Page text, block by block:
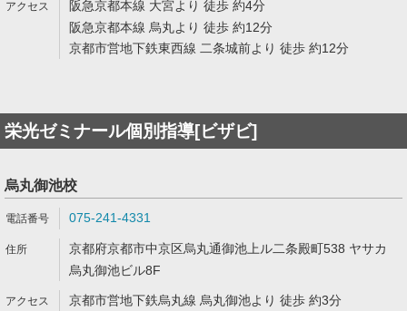
阪急京都本線 大宮より 徒歩 約4分
阪急京都本線 烏丸より 徒歩 約12分
京都市営地下鉄東西線 二条城前より 徒歩 約12分
栄光ゼミナール個別指導[ビザビ]
烏丸御池校
075-241-4331
京都府京都市中京区烏丸通御池上ル二条殿町538 ヤサカ
烏丸御池ビル8F
京都市営地下鉄烏丸線 烏丸御池より 徒歩 約3分